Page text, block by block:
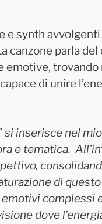
synth
canzone parla
trovando
di unire
si inserisce nel
e tematica.
di
complessi
dove